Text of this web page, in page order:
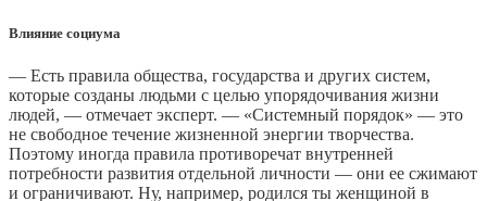
Влияние социума
— Есть правила общества, государства и других систем,
которые созданы людьми с целью упорядочивания жизни
людей, — отмечает эксперт. — «Системный порядок» — это
не свободное течение жизненной энергии творчества.
Поэтому иногда правила противоречат внутренней
потребности развития отдельной личности — они ее сжимают
и ограничивают. Ну, например, родился ты женщиной в